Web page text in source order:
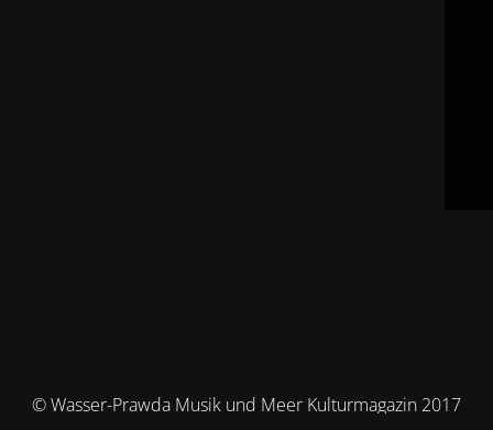
© Wasser-Prawda Musik und Meer Kulturmagazin 2017